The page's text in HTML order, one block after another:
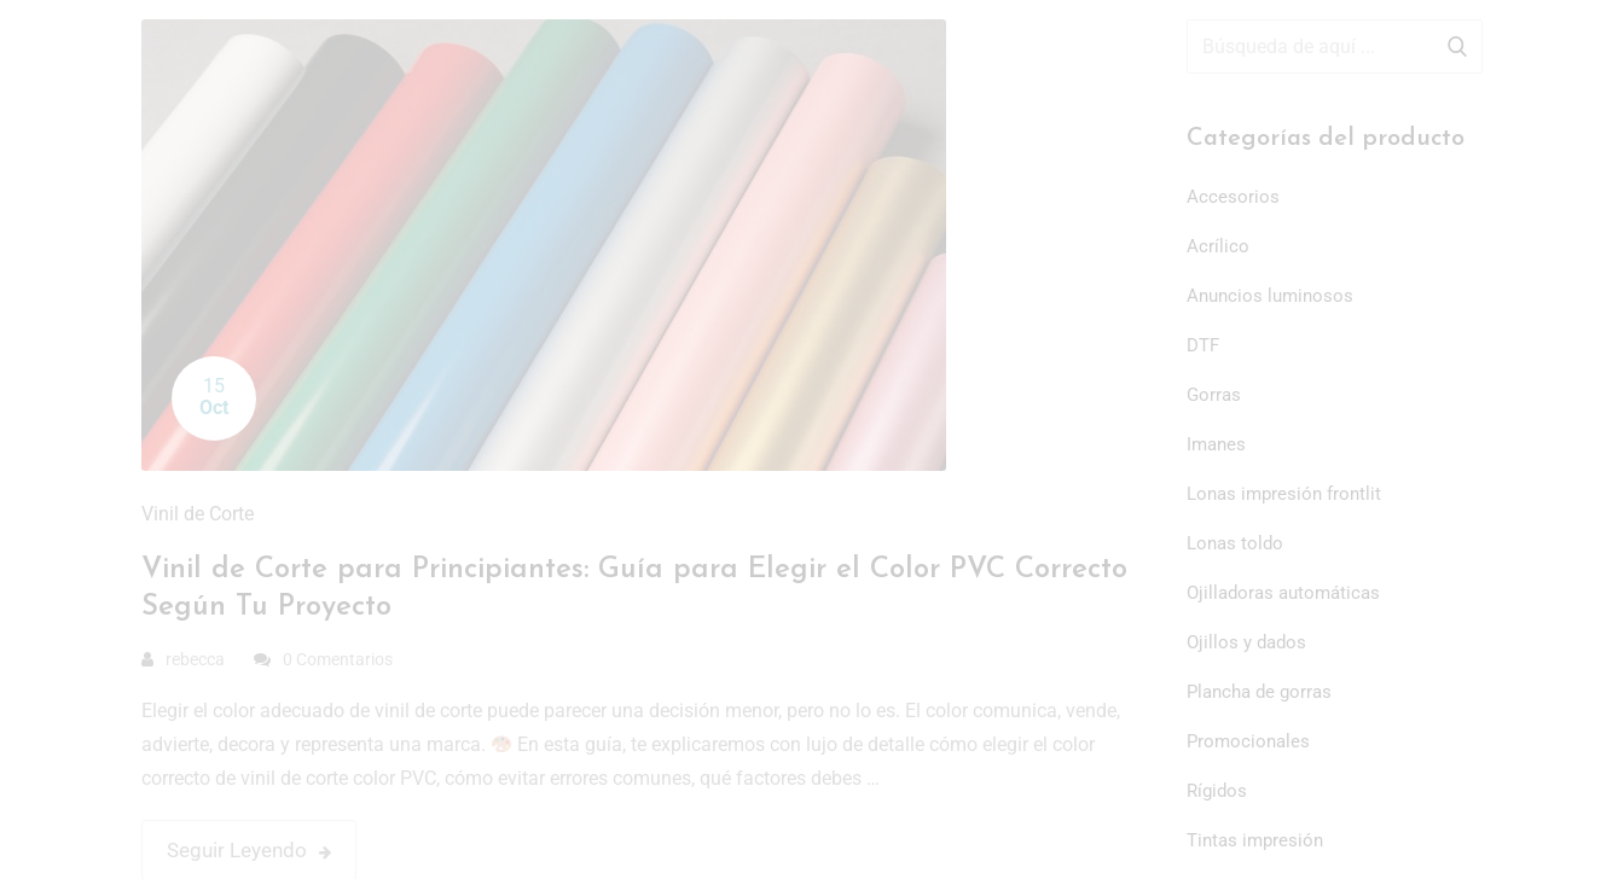
15
Oct
Vinil de Corte
Vinil de Corte para Principiantes: Guía para Elegir el Color PVC Correcto
Según Tu Proyecto
rebecca 0 Comentarios
Elegir el color adecuado de vinil de corte puede parecer una decisión menor, pero no lo es. El color comunica, vende,
advierte, decora y representa una marca.
En esta guía, te explicaremos con lujo de detalle cómo elegir el color
correcto de vinil de corte color PVC, cómo evitar errores comunes, qué factores debes …
Seguir Leyendo
Categorías del producto
Accesorios
Acrílico
Anuncios luminosos
DTF
Gorras
Imanes
Lonas impresión frontlit
Lonas toldo
Ojilladoras automáticas
Ojillos y dados
Plancha de gorras
Promocionales
Rígidos
Tintas impresión